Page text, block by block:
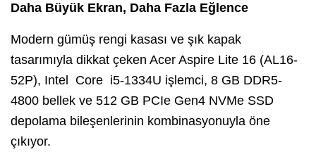
Daha Büyük Ekran, Daha Fazla Eğlence
Modern gümüş rengi kasası ve şık kapak
tasarımıyla dikkat çeken Acer Aspire Lite 16 (AL16-
52P), Intel Core i5-1334U işlemci, 8 GB DDR5-
4800 bellek ve 512 GB PCIe Gen4 NVMe SSD
depolama bileşenlerinin kombinasyonuyla öne
çıkıyor.